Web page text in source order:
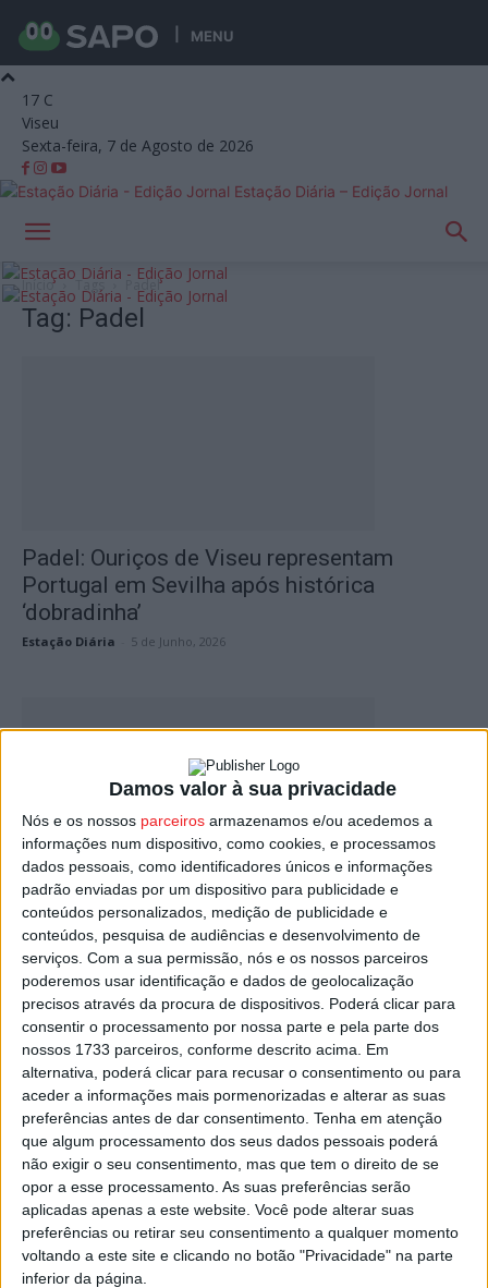
Damos valor à sua privacidade
Nós e os nossos parceiros armazenamos e/ou acedemos a
informações num dispositivo, como cookies, e processamos
dados pessoais, como identificadores únicos e informações
padrão enviadas por um dispositivo para publicidade e
conteúdos personalizados, medição de publicidade e
conteúdos, pesquisa de audiências e desenvolvimento de
serviços. Com a sua permissão, nós e os nossos parceiros
poderemos usar identificação e dados de geolocalização
precisos através da procura de dispositivos. Poderá clicar para
consentir o processamento por nossa parte e pela parte dos
nossos 1733 parceiros, conforme descrito acima. Em
alternativa, poderá clicar para recusar o consentimento ou para
aceder a informações mais pormenorizadas e alterar as suas
preferências antes de dar consentimento. Tenha em atenção
que algum processamento dos seus dados pessoais poderá
não exigir o seu consentimento, mas que tem o direito de se
opor a esse processamento. As suas preferências serão
aplicadas apenas a este website. Você pode alterar suas
preferências ou retirar seu consentimento a qualquer momento
voltando a este site e clicando no botão "Privacidade" na parte
inferior da página.
MENU
17 C
Viseu
Sexta-feira, 7 de Agosto de 2026
Estação Diária – Edição Jornal
Início Tags Padel
Tag: Padel
Padel: Ouriços de Viseu representam
Portugal em Sevilha após histórica
‘dobradinha’
Estação Diária 5 de Junho, 2026
Município de Sátão inaugurou o Campo de
Padel e a estátua...
Estação Diária 29 de Junho, 2025
Padel: 600 atletas vão jogar o Master Padel
Dão Lafões
Estação Diária -